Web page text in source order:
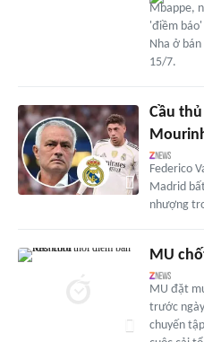
Mbappe,
'điềm báo'
Nha ở
15/7.
Cầu
Federico
Madrid
nhượng
MU
MU đặt
trước
chuyến